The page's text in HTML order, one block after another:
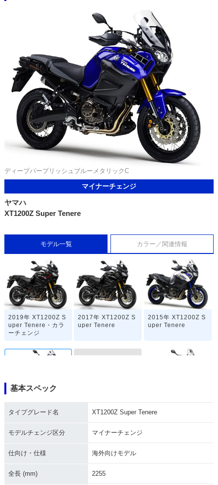
ディープパープリッシュブルーメタリックC
マイナーチェンジ
ヤマハ
XT1200Z Super Tenere
モデル一覧 カラー／関連情報
2019年 XT1200Z S
uper Tenere・カラ
ーチェンジ
2017年 XT1200Z S
uper Tenere
2015年 XT1200Z S
uper Tenere
uper Tenere・マイ
uper Tenere
uper Tenere
基本スペック
タイプグレード名 XT1200Z Super Tenere
モデルチェンジ区分 マイナーチェンジ
仕向け・仕様 海外向けモデル
全長 (mm) 2255